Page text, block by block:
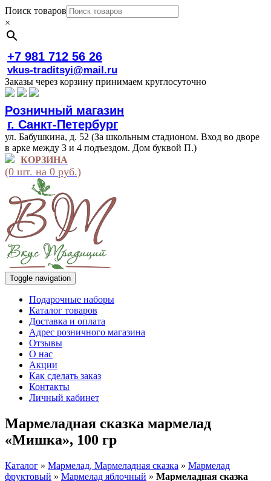
Поиск товаров
×
+7 981 712 56 26
vkus-traditsyi@mail.ru
Заказы через корзину принимаем круглосуточно
Розничный магазин
г. Санкт-Петербург
ул. Бабушкина, д. 52 (За школьным стадионом. Вход во дворе
в арке между 3 и 4 подъездом. Дом буквой П.)
КОРЗИНА
(0 шт. на 0 руб.)
Toggle navigation
Подарочные наборы
Каталог товаров
Доставка и оплата
Адрес розничного магазина
Отзывы
О нас
Акции
Как сделать заказ
Контакты
Личный кабинет
Мармеладная сказка мармелад
«Мишка», 100 гр
Каталог » Мармелад, Мармеладная сказка » Мармелад
фруктовый » Мармелад яблочный » Мармеладная сказка